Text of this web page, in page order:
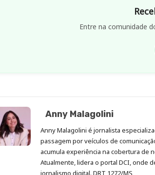
Entre na comunidade
Anny Malagolini
Anny Malagolini é jornalista
passagem por veículos de
acumula experiência na cobertura de
Atualmente, lidera o portal DCI, onde